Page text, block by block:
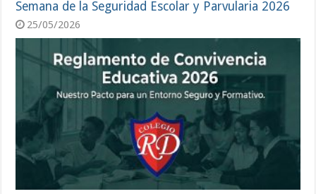
Semana de la Seguridad Escolar y Parvularia 2026
25/05/2026